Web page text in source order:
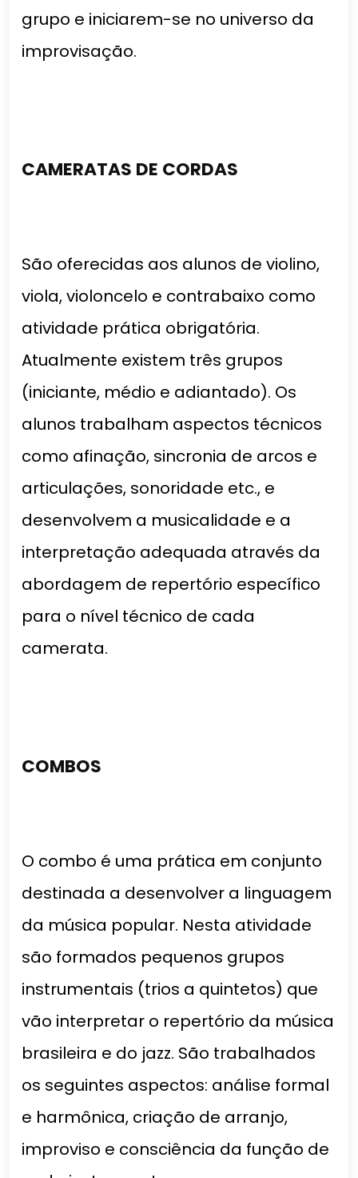
grupo e iniciarem-se no universo da
improvisação.
CAMERATAS DE CORDAS
São oferecidas aos alunos de violino,
viola, violoncelo e contrabaixo como
atividade prática obrigatória.
Atualmente existem três grupos
(iniciante, médio e adiantado). Os
alunos trabalham aspectos técnicos
como afinação, sincronia de arcos e
articulações, sonoridade etc., e
desenvolvem a musicalidade e a
interpretação adequada através da
abordagem de repertório específico
para o nível técnico de cada
camerata.
COMBOS
O combo é uma prática em conjunto
destinada a desenvolver a linguagem
da música popular. Nesta atividade
são formados pequenos grupos
instrumentais (trios a quintetos) que
vão interpretar o repertório da música
brasileira e do jazz. São trabalhados
os seguintes aspectos: análise formal
e harmônica, criação de arranjo,
improviso e consciência da função de